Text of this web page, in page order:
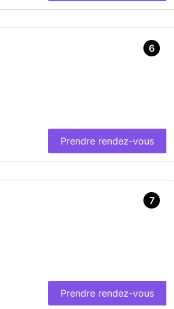
Prendre rendez-vous
6
Prendre rendez-vous
7